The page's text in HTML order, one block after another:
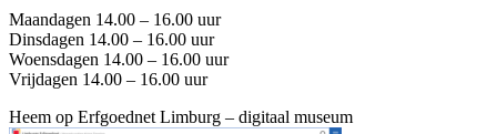
Maandagen 14.00 – 16.00 uur
Dinsdagen 14.00 – 16.00 uur
Woensdagen 14.00 – 16.00 uur
Vrijdagen 14.00 – 16.00 uur
Heem op Erfgoednet Limburg – digitaal museum